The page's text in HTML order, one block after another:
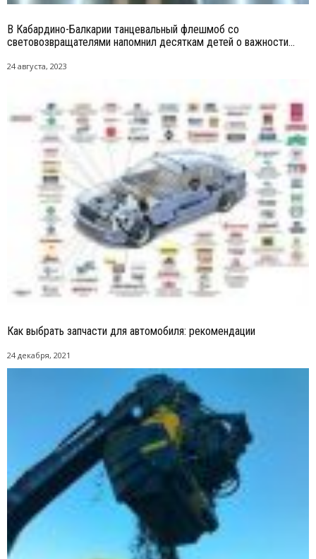
В Кабардино-Балкарии танцевальный флешмоб со
световозвращателями напомнил десяткам детей о важности...
24 августа, 2023
Как выбрать запчасти для автомобиля: рекомендации
24 декабря, 2021